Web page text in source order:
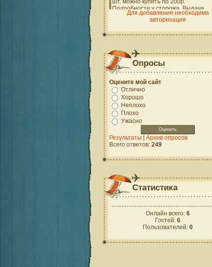
Для добавления необходима
авторизация
Опросы
Оцените мой сайт
Отлично
Хорошо
Неплохо
Плохо
Ужасно
Результаты | Архив опросов
Всего ответов: 249
Статистика
Онлайн всего: 6
Гостей: 6
Пользователей: 0